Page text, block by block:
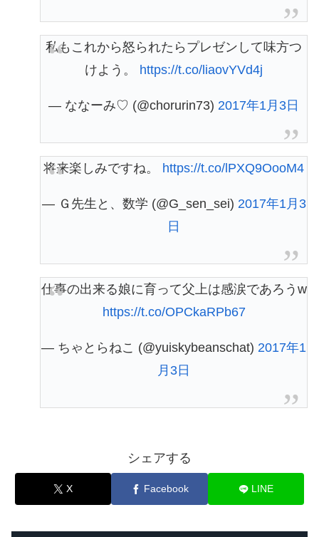
私もこれから怒られたらプレゼンして味方つ
けよう。 https://t.co/liaovYVd4j
— ななーみ♡ (@chorurin73) 2017年1月3日
将来楽しみですね。 https://t.co/lPXQ9OooM4
— Ｇ先生と、数学 (@G_sen_sei) 2017年1月3
日
仕事の出来る娘に育って父上は感涙であろうw
https://t.co/OPCkaRPb67
— ちゃとらねこ (@yuiskybeanschat) 2017年1
月3日
シェアする
X Facebook LINE